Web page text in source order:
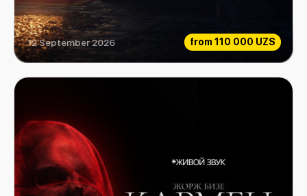
from 110 000 UZS
Тысяча и одна ночь. OPEN AIR
12 September 2026